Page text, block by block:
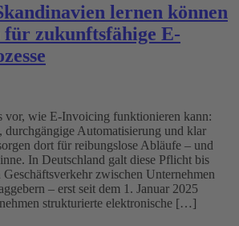
lernen können
für zukunftsfähige E-
vor, wie E-Invoicing funktionieren kann:
durchgängige Automatisierung und klar
dort für reibungslose Abläufe – und
In Deutschland galt diese Pflicht bis
zwischen Unternehmen
– erst seit dem 1. Januar 2025
strukturierte elektronische […]